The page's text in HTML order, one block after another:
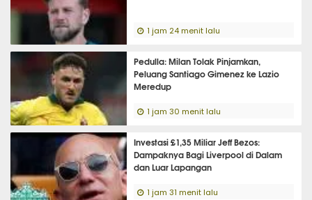
1 jam 24 menit lalu
Pedulla: Milan Tolak Pinjamkan,
Peluang Santiago Gimenez ke Lazio
Meredup
1 jam 30 menit lalu
Investasi £1,35 Miliar Jeff Bezos:
Dampaknya Bagi Liverpool di Dalam
dan Luar Lapangan
1 jam 31 menit lalu